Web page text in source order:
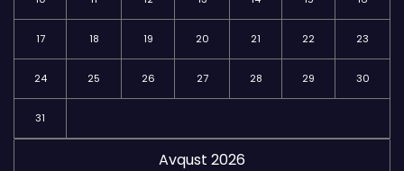
Avqust 2026
17 18 19 20 21 22 23
24 25 26 27 28 29 30
31